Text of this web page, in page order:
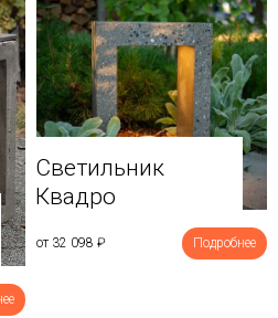
Светильник
Квадро
от 32 098 ₽ Подробнее